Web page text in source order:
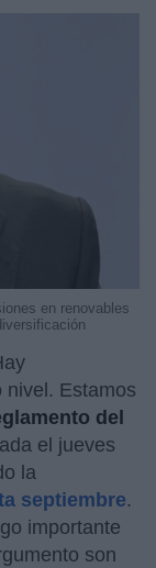
en renovables
nivel. Estamos
del
el jueves
la
septiembre.
importante
son